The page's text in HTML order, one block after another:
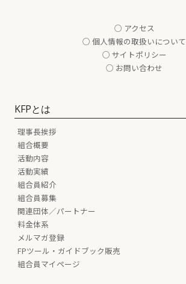
○ アクセス
○ 個人情報の取扱いについて
○ サイトポリシー
○ お問い合わせ
KFPとは
理事長挨拶
組合概要
活動内容
活動実績
組合員紹介
組合員募集
関連団体／パートナー
料金体系
メルマガ登録
FPツール・ガイドブック販売
組合員マイページ